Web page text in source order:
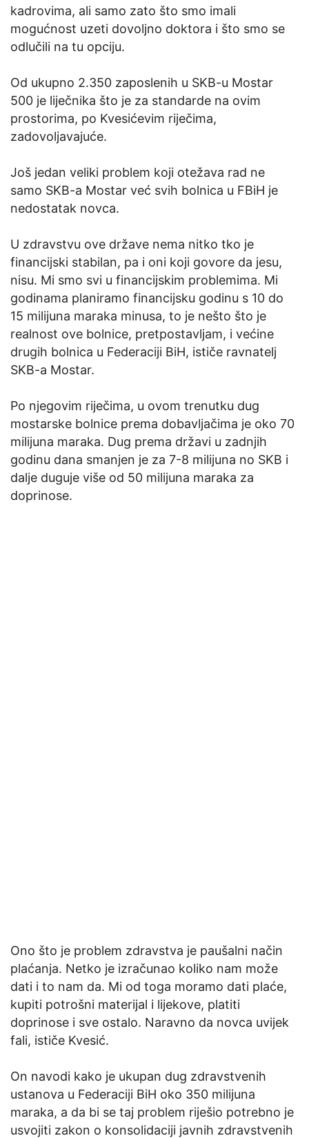
kadrovima, ali samo zato što smo imali
mogućnost uzeti dovoljno doktora i što smo se
odlučili na tu opciju.
Od ukupno 2.350 zaposlenih u SKB-u Mostar
500 je liječnika što je za standarde na ovim
prostorima, po Kvesićevim riječima,
zadovoljavajuće.
Još jedan veliki problem koji otežava rad ne
samo SKB-a Mostar već svih bolnica u FBiH je
nedostatak novca.
U zdravstvu ove države nema nitko tko je
financijski stabilan, pa i oni koji govore da jesu,
nisu. Mi smo svi u financijskim problemima. Mi
godinama planiramo financijsku godinu s 10 do
15 milijuna maraka minusa, to je nešto što je
realnost ove bolnice, pretpostavljam, i većine
drugih bolnica u Federaciji BiH, ističe ravnatelj
SKB-a Mostar.
Po njegovim riječima, u ovom trenutku dug
mostarske bolnice prema dobavljačima je oko 70
milijuna maraka. Dug prema državi u zadnjih
godinu dana smanjen je za 7-8 milijuna no SKB i
dalje duguje više od 50 milijuna maraka za
doprinose.
Ono što je problem zdravstva je paušalni način
plaćanja. Netko je izračunao koliko nam može
dati i to nam da. Mi od toga moramo dati plaće,
kupiti potrošni materijal i lijekove, platiti
doprinose i sve ostalo. Naravno da novca uvijek
fali, ističe Kvesić.
On navodi kako je ukupan dug zdravstvenih
ustanova u Federaciji BiH oko 350 milijuna
maraka, a da bi se taj problem riješio potrebno je
usvojiti zakon o konsolidaciji javnih zdravstvenih